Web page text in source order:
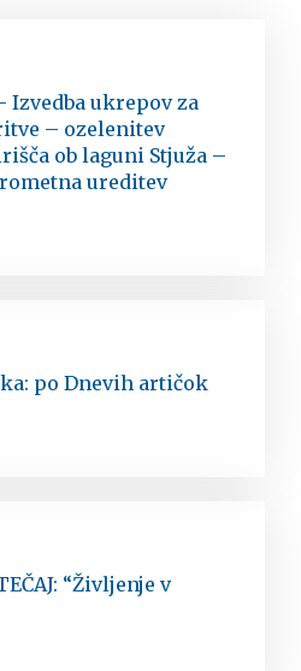
Izvedba ukrepov za
– ozelenitev
ob laguni Stjuža –
ureditev
po Dnevih artičok
“Življenje v